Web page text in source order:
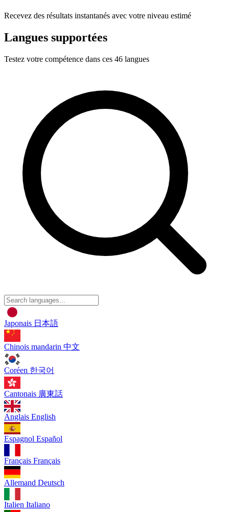
Recevez des résultats instantanés avec votre niveau estimé
Langues supportées
Testez votre compétence dans ces 46 langues
Japonais 日本語
Chinois mandarin 中文
Coréen 한국어
Cantonais 廣東話
Anglais English
Espagnol Español
Français Français
Allemand Deutsch
Italien Italiano